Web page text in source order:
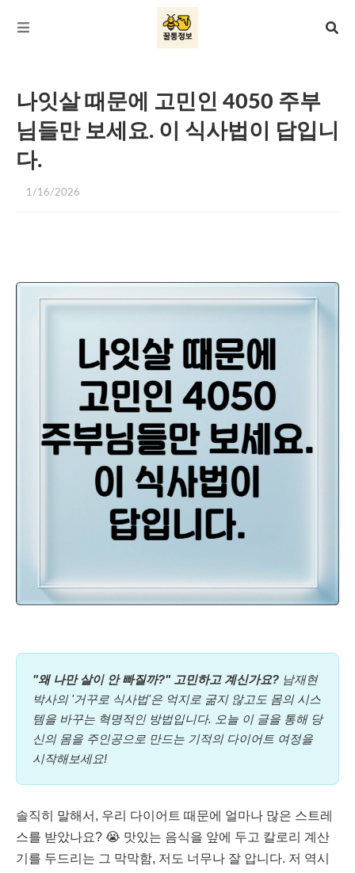
나잇살 때문에 고민인 4050 주부
님들만 보세요. 이 식사법이 답입니
다.
1/16/2026
"왜 나만 살이 안 빠질까?" 고민하고 계신가요? 남재현
박사의 '거꾸로 식사법'은 억지로 굶지 않고도 몸의 시스
템을 바꾸는 혁명적인 방법입니다. 오늘 이 글을 통해 당
신의 몸을 주인공으로 만드는 기적의 다이어트 여정을
시작해보세요!
솔직히 말해서, 우리 다이어트 때문에 얼마나 많은 스트레
스를 받았나요? 😭 맛있는 음식을 앞에 두고 칼로리 계산
기를 두드리는 그 막막함, 저도 너무나 잘 압니다. 저 역시